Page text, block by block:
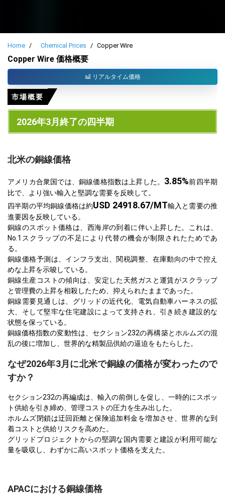
Home Chemical Prices Copper Wire
Copper Wire 価格概要
リアルタイム価格
市場概要
2026年3月終了の四半期
北米の銅線価格
アメリカ合衆国では、銅線価格指数は上昇した。 3.85%前四半期
比で、より強い輸入と堅調な需要を反映して。
四半期の平均銅線価格は約USD 24918.67/MT輸入と需要の推
進要因を反映している。
銅線のスポット価格は、西海岸の到着に伴い上昇した。これは、
No.1スクラップの不足により代替の機会が制限されたためであ
る。
銅線価格予測は、インフラ支出、関税調整、在庫動向の中で控え
めな上昇を示唆している。
銅線生産コストの傾向は、安定した天然ガスと運賃がスクラップ
と管理費の上昇を相殺したため、抑えられたままであった。
銅線需要見通しは、グリッドの近代化、電気自動車ハーネスの拡
大、そして堅牢な住宅建設によって支持され、引き続き建設的な
状態を保っている。
銅線価格指数の変動性は、セクション232の再構築とホルムズの混
乱の後に増加し、世界的な精製品供給の逼迫をもたらした。
なぜ2026年3月に北米で銅線の価格が変わったので
すか？
セクション232の再編成は、輸入の前倒しを促し、一時的にスポッ
ト供給を引き締め、管理コストの圧力を生み出した。
ホルムズ閉鎖は迂回距離と保険追加料金を増加させ、世界的な到
着コストと供給リスクを高めた。
グリッドプロジェクトからの堅調な国内需要と建設が利用可能な
量を吸収し、わずかに高いスポット価格を支えた。
APACにおける銅線価格